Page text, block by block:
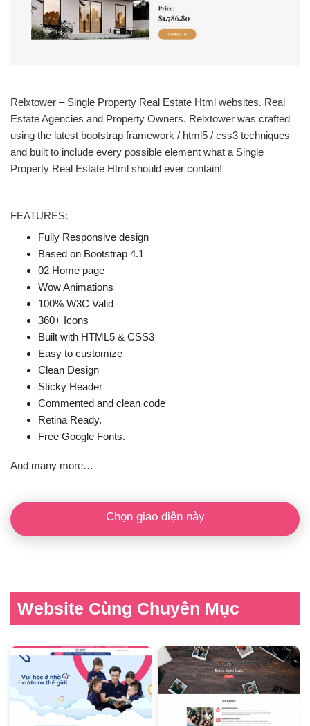
Relxtower – Single Property Real Estate Html websites. Real
Estate Agencies and Property Owners. Relxtower was crafted
using the latest bootstrap framework / html5 / css3 techniques
and built to include every possible element what a Single
Property Real Estate Html should ever contain!
FEATURES:
Fully Responsive design
Based on Bootstrap 4.1
02 Home page
Wow Animations
100% W3C Valid
360+ Icons
Built with HTML5 & CSS3
Easy to customize
Clean Design
Sticky Header
Commented and clean code
Retina Ready.
Free Google Fonts.
And many more…
Chọn giao diện này
Website Cùng Chuyên Mục